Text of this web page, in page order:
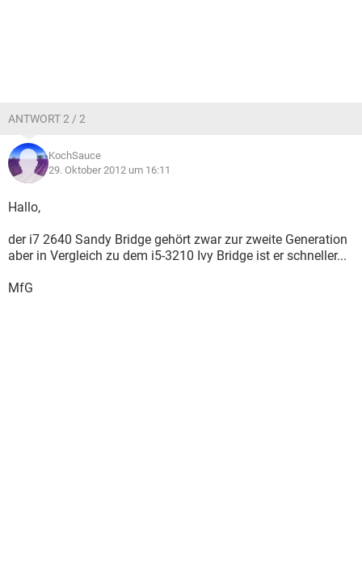
ANTWORT 2 / 2
KochSauce
29. Oktober 2012 um 16:11
Hallo,
der i7 2640 Sandy Bridge gehört zwar zur zweite Generation
aber in Vergleich zu dem i5-3210 Ivy Bridge ist er schneller...
MfG